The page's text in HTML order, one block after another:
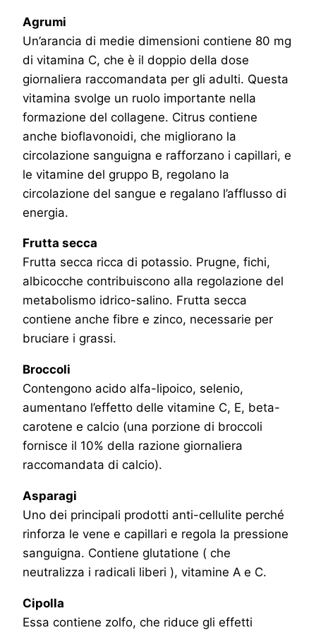
Agrumi
Un’arancia di medie dimensioni contiene 80 mg
di vitamina C, che è il doppio della dose
giornaliera raccomandata per gli adulti. Questa
vitamina svolge un ruolo importante nella
formazione del collagene. Citrus contiene
anche bioflavonoidi, che migliorano la
circolazione sanguigna e rafforzano i capillari, e
le vitamine del gruppo B, regolano la
circolazione del sangue e regalano l’afflusso di
energia.
Frutta secca
Frutta secca ricca di potassio. Prugne, fichi,
albicocche contribuiscono alla regolazione del
metabolismo idrico-salino. Frutta secca
contiene anche fibre e zinco, necessarie per
bruciare i grassi.
Broccoli
Contengono acido alfa-lipoico, selenio,
aumentano l’effetto delle vitamine C, E, beta-
carotene e calcio (una porzione di broccoli
fornisce il 10% della razione giornaliera
raccomandata di calcio).
Asparagi
Uno dei principali prodotti anti-cellulite perché
rinforza le vene e capillari e regola la pressione
sanguigna. Contiene glutatione ( che
neutralizza i radicali liberi ), vitamine A e C.
Cipolla
Essa contiene zolfo, che riduce gli effetti